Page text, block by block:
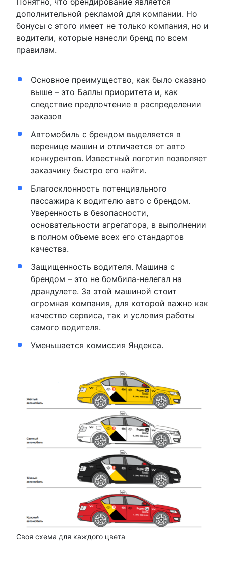
дополнительной рекламой для компании. Но
бонусы с этого имеет не только компания, но и
водители, которые нанесли бренд по всем
правилам.
Основное преимущество, как было сказано
выше – это Баллы приоритета и, как
следствие предпочтение в распределении
заказов
Автомобиль с брендом выделяется в
веренице машин и отличается от авто
конкурентов. Известный логотип позволяет
заказчику быстро его найти.
Благосклонность потенциального
пассажира к водителю авто с брендом.
Уверенность в безопасности,
основательности агрегатора, в выполнении
в полном объеме всех его стандартов
качества.
Защищенность водителя. Машина с
брендом – это не бомбила-нелегал на
драндулете. За этой машиной стоит
огромная компания, для которой важно как
качество сервиса, так и условия работы
самого водителя.
Уменьшается комиссия Яндекса.
Своя схема для каждого цвета